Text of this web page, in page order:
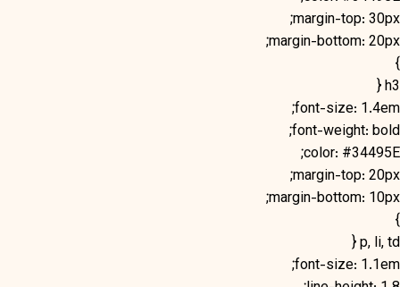
margin-top: 30px;
margin-bottom: 20px;
}
h3 {
font-size: 1.4em;
font-weight: bold;
color: #34495E;
margin-top: 20px;
margin-bottom: 10px;
}
p, li, td {
font-size: 1.1em;